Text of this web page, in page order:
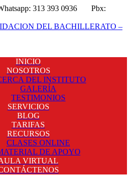
313 393 0936 Pbx:
INICIO
NOSOTROS
DEL INSTITUTO
GALERÍA
TESTIMONIOS
SERVICIOS
BLOG
TARIFAS
RECURSOS
CLASES ONLINE
DE APOYO
VIRTUAL